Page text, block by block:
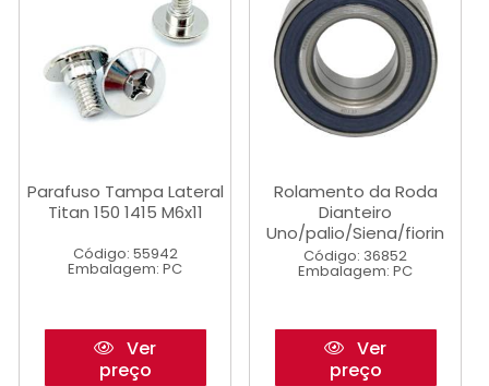
Parafuso Tampa Lateral
Titan 150 1415 M6x11
Código: 55942
Embalagem: PC
Ver
preço
Rolamento da Roda
Dianteiro
Uno/palio/Siena/fiorin
Código: 36852
Embalagem: PC
Ver
preço